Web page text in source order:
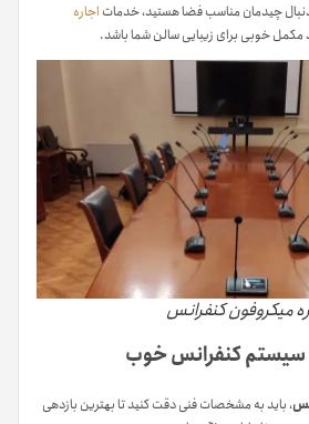
دنبال چیدمان مناسب فضا هستید، خدمات اجاره
مکمل خوبی برای زیبایی سالن شما باشد.
میکروفون کنفرانس
سیستم کنفرانس خوب
، باید به مشخصات فنی دقت کنید تا بهترین بازدهی